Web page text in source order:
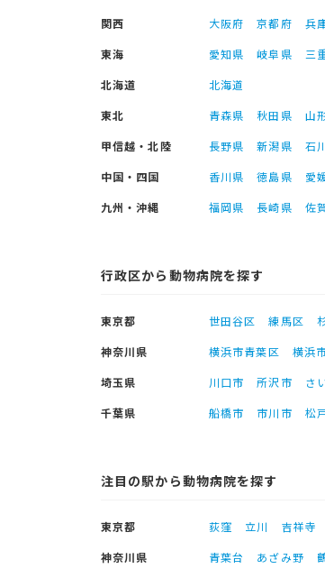
関西
大阪府 京都府 兵
東海
愛知県 岐阜県 三
北海道
北海道
東北
青森県 秋田県 山
甲信越・北陸
長野県 新潟県 石
中国・四国
香川県 徳島県 愛
九州・沖縄
福岡県 長崎県 佐
行政区から動物病院を探す
東京都 世田谷区 練馬区
神奈川県
横浜市青葉区 横浜
埼玉県
川口市 所沢市 さ
千葉県
船橋市 市川市 松
注目の駅から動物病院を探す
東京都 荻窪 立川 吉祥寺
神奈川県
青葉台 あざみ野